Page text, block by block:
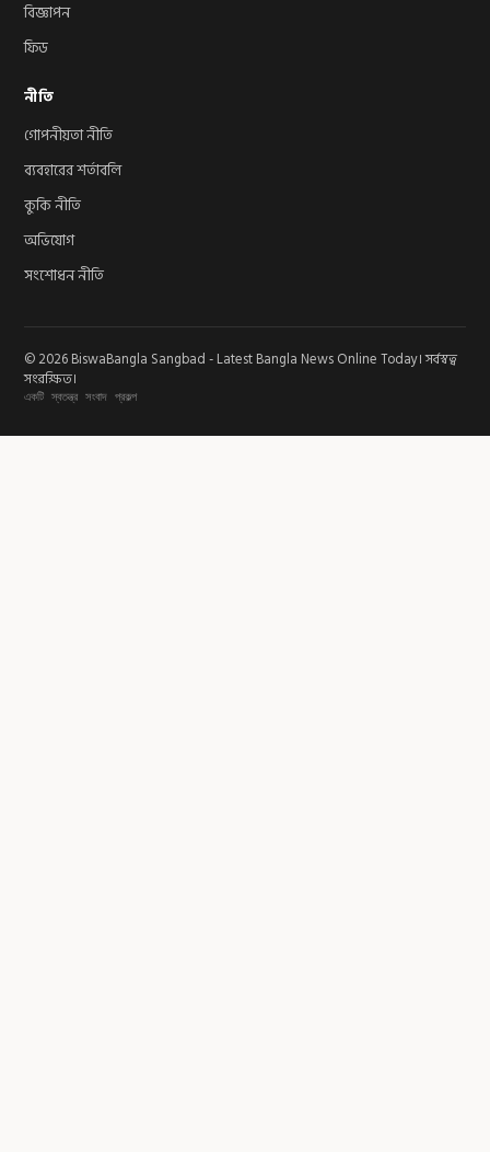
বিজ্ঞাপন
ফিড
নীতি
গোপনীয়তা নীতি
ব্যবহারের শর্তাবলি
কুকি নীতি
অভিযোগ
সংশোধন নীতি
© 2026 BiswaBangla Sangbad - Latest Bangla News Online Today। সর্বস্বত্ব
সংরক্ষিত।
একটি স্বতন্ত্র সংবাদ প্রকল্প